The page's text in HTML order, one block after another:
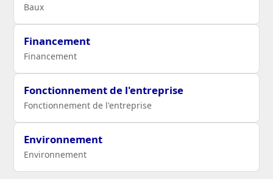
Baux
Financement
Financement
Fonctionnement de l'entreprise
Fonctionnement de l'entreprise
Environnement
Environnement